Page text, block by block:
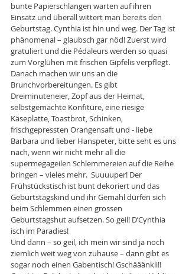
bunte Papierschlangen warten auf ihren
Einsatz und überall wittert man bereits den
Geburtstag. Cynthia ist hin und weg. Der Tag ist
phänomenal – glaubsch gar nöd! Zuerst wird
gratuliert und die Pédaleurs werden so quasi
zum Vorglühen mit frischen Gipfelis verpflegt.
Danach machen wir uns an die
Brunchvorbereitungen. Es gibt
Dreiminuteneier, Zopf aus der Heimat,
selbstgemachte Konfitüre, eine riesige
Käseplatte, Toastbrot, Schinken,
frischgepressten Orangensaft und - liebe
Barbara und lieber Hanspeter, bitte seht es uns
nach, wenn wir nicht mehr all die
supermegageilen Schlemmereien auf die Reihe
bringen – vieles mehr.  Suuuuper! Der
Frühstückstisch ist bunt dekoriert und das
Geburtstagskind und ihr Gemahl dürfen sich
beim Schlemmen einen grossen
Geburtstagshut aufsetzen. So geil! D’Cynthia
isch im Paradies!
Und dann – so geil, ich mein wir sind ja noch
ziemlich weit weg von zuhause – dann gibt es
sogar noch einen Gabentisch! Gschääänkli!!